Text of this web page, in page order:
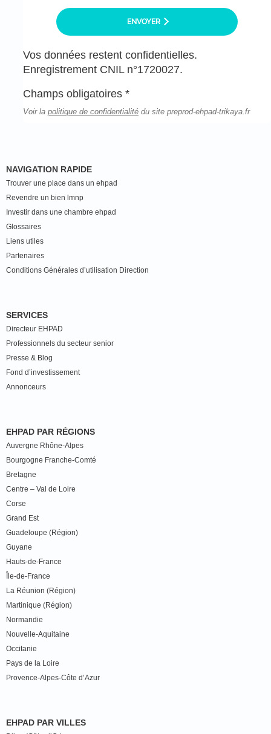
ENVOYER
Vos données restent confidentielles.
Enregistrement CNIL n°1720027.
Champs obligatoires *
Voir la politique de confidentialité du site preprod-ehpad-trikaya.fr
NAVIGATION RAPIDE
Trouver une place dans un ehpad
Revendre un bien lmnp
Investir dans une chambre ehpad
Glossaires
Liens utiles
Partenaires
Conditions Générales d’utilisation Direction
SERVICES
Directeur EHPAD
Professionnels du secteur senior
Presse & Blog
Fond d’investissement
Annonceurs
EHPAD PAR RÉGIONS
Auvergne Rhône-Alpes
Bourgogne Franche-Comté
Bretagne
Centre – Val de Loire
Corse
Grand Est
Guadeloupe (Région)
Guyane
Hauts-de-France
Île-de-France
La Réunion (Région)
Martinique (Région)
Normandie
Nouvelle-Aquitaine
Occitanie
Pays de la Loire
Provence-Alpes-Côte d’Azur
EHPAD PAR VILLES